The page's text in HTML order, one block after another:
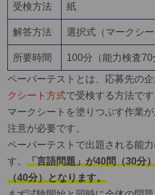
受検方法 紙
解答方法 選択式（マークシー
所要時間 100分（能力検査70
ペーパーテストとは、応募先の
クシート方式で受検する方法です
マークシートを塗りつぶす作業が
注意が必要です。
ペーパーテストで出題される能
す。 「言語問題」が40問（30分
（40分）となります。